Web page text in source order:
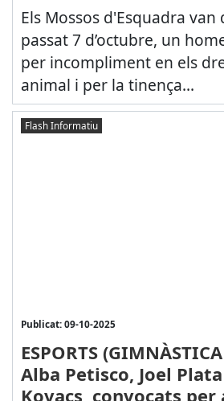
Els Mossos d'Esquadra van
passat 7 d’octubre, un
per incompliment en els
animal i per la tinença...
Flash Informatiu
Publicat: 09-10-2025
ESPORTS
Alba Petisco, Joel
Kovacs, convocats